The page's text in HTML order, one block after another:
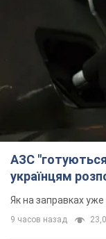
АЗС
українцям
Як на заправках уже
9 часов назад 23,0